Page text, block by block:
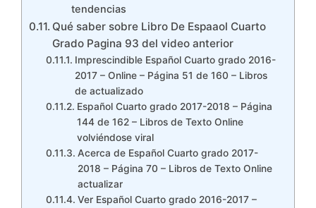
tendencias
Qué saber sobre Libro De Espaaol Cuarto
Grado Pagina 93 del video anterior
Imprescindible Español Cuarto grado 2016-
2017 – Online – Página 51 de 160 – Libros
de actualizado
Español Cuarto grado 2017-2018 – Página
144 de 162 – Libros de Texto Online
volviéndose viral
Acerca de Español Cuarto grado 2017-
2018 – Página 70 – Libros de Texto Online
actualizar
Ver Español Cuarto grado 2016-2017 –